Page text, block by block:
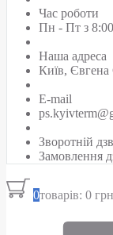
Час роботи
Пн - Пт з
Наша адреса
Київ,
E-mail
Зворотній
Замовлення
0товарів: 0 грн